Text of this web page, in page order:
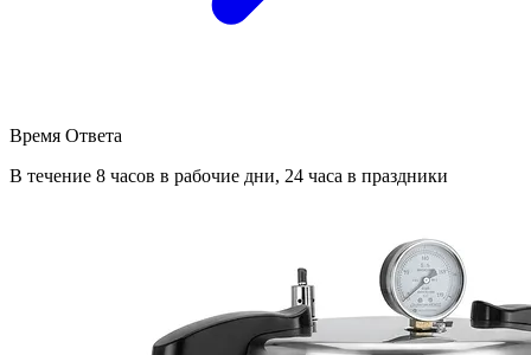
Время Ответа
В течение 8 часов в рабочие дни, 24 часа в праздники